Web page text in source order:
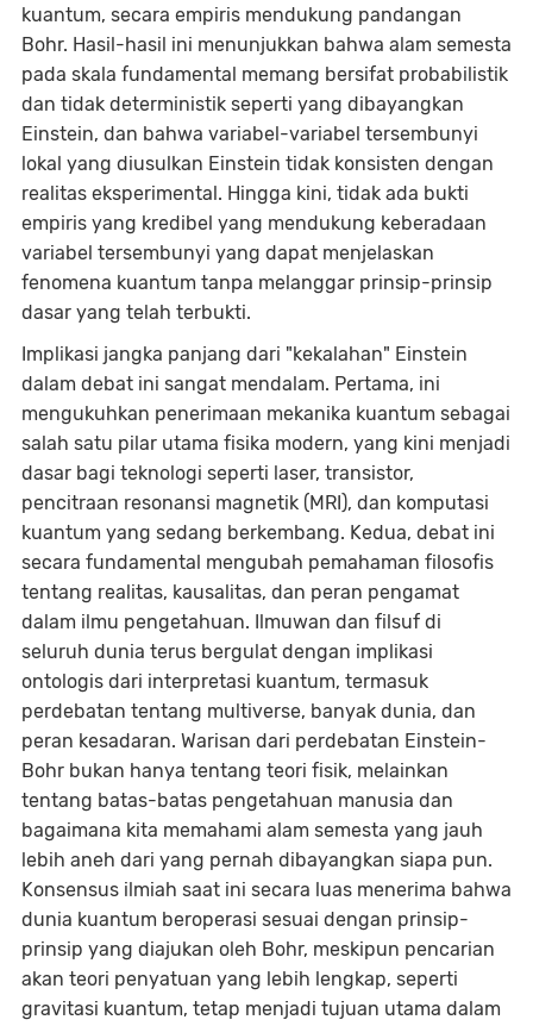
kuantum, secara empiris mendukung pandangan
Bohr. Hasil-hasil ini menunjukkan bahwa alam semesta
pada skala fundamental memang bersifat probabilistik
dan tidak deterministik seperti yang dibayangkan
Einstein, dan bahwa variabel-variabel tersembunyi
lokal yang diusulkan Einstein tidak konsisten dengan
realitas eksperimental. Hingga kini, tidak ada bukti
empiris yang kredibel yang mendukung keberadaan
variabel tersembunyi yang dapat menjelaskan
fenomena kuantum tanpa melanggar prinsip-prinsip
dasar yang telah terbukti.
Implikasi jangka panjang dari "kekalahan" Einstein
dalam debat ini sangat mendalam. Pertama, ini
mengukuhkan penerimaan mekanika kuantum sebagai
salah satu pilar utama fisika modern, yang kini menjadi
dasar bagi teknologi seperti laser, transistor,
pencitraan resonansi magnetik (MRI), dan komputasi
kuantum yang sedang berkembang. Kedua, debat ini
secara fundamental mengubah pemahaman filosofis
tentang realitas, kausalitas, dan peran pengamat
dalam ilmu pengetahuan. Ilmuwan dan filsuf di
seluruh dunia terus bergulat dengan implikasi
ontologis dari interpretasi kuantum, termasuk
perdebatan tentang multiverse, banyak dunia, dan
peran kesadaran. Warisan dari perdebatan Einstein-
Bohr bukan hanya tentang teori fisik, melainkan
tentang batas-batas pengetahuan manusia dan
bagaimana kita memahami alam semesta yang jauh
lebih aneh dari yang pernah dibayangkan siapa pun.
Konsensus ilmiah saat ini secara luas menerima bahwa
dunia kuantum beroperasi sesuai dengan prinsip-
prinsip yang diajukan oleh Bohr, meskipun pencarian
akan teori penyatuan yang lebih lengkap, seperti
gravitasi kuantum, tetap menjadi tujuan utama dalam